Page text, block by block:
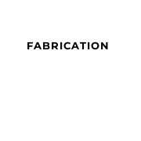
FABRICATION